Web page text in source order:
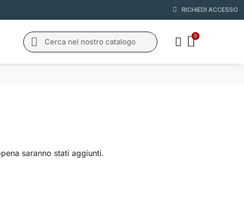
RICHIEDI ACCESSO
saranno stati aggiunti.